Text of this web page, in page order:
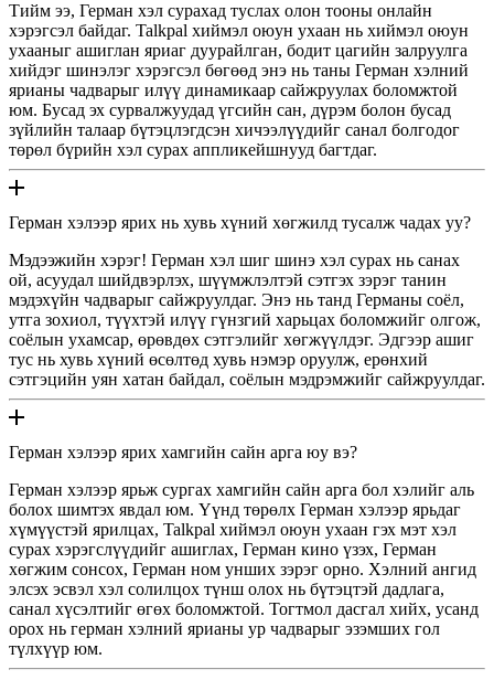
Тийм ээ, Герман хэл сурахад туслах олон тооны онлайн
хэрэгсэл байдаг. Talkpal хиймэл оюун ухаан нь хиймэл оюун
ухааныг ашиглан яриаг дуурайлган, бодит цагийн залруулга
хийдэг шинэлэг хэрэгсэл бөгөөд энэ нь таны Герман хэлний
ярианы чадварыг илүү динамикаар сайжруулах боломжтой
юм. Бусад эх сурвалжуудад үгсийн сан, дүрэм болон бусад
зүйлийн талаар бүтэцлэгдсэн хичээлүүдийг санал болгодог
төрөл бүрийн хэл сурах аппликейшнууд багтдаг.
Герман хэлээр ярих нь хувь хүний ​​хөгжилд тусалж чадах уу?
Мэдээжийн хэрэг! Герман хэл шиг шинэ хэл сурах нь санах
ой, асуудал шийдвэрлэх, шүүмжлэлтэй сэтгэх зэрэг танин
мэдэхүйн чадварыг сайжруулдаг. Энэ нь танд Германы соёл,
утга зохиол, түүхтэй илүү гүнзгий харьцах боломжийг олгож,
соёлын ухамсар, өрөвдөх сэтгэлийг хөгжүүлдэг. Эдгээр ашиг
тус нь хувь хүний ​​өсөлтөд хувь нэмэр оруулж, ерөнхий
сэтгэцийн уян хатан байдал, соёлын мэдрэмжийг сайжруулдаг.
Герман хэлээр ярих хамгийн сайн арга юу вэ?
Герман хэлээр ярьж сургах хамгийн сайн арга бол хэлийг аль
болох шимтэх явдал юм. Үүнд төрөлх Герман хэлээр ярьдаг
хүмүүстэй ярилцах, Talkpal хиймэл оюун ухаан гэх мэт хэл
сурах хэрэгслүүдийг ашиглах, Герман кино үзэх, Герман
хөгжим сонсох, Герман ном унших зэрэг орно. Хэлний ангид
элсэх эсвэл хэл солилцох түнш олох нь бүтэцтэй дадлага,
санал хүсэлтийг өгөх боломжтой. Тогтмол дасгал хийх, усанд
орох нь герман хэлний ярианы ур чадварыг эзэмших гол
түлхүүр юм.